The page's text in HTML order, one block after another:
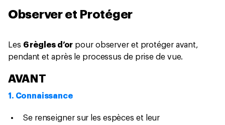
Observer et Protéger
Les 6 règles d’or pour observer et protéger avant,
pendant et après le processus de prise de vue.
AVANT
1. Connaissance
Se renseigner sur les espèces et leur